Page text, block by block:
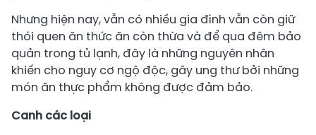
Nhưng hiện nay, vẫn có nhiều gia đình vẫn còn giữ
thói quen ăn thức ăn còn thừa và để qua đêm bảo
quản trong tủ lạnh, đây là những nguyên nhân
khiến cho nguy cơ ngộ độc, gây ung thư bởi những
món ăn thực phẩm không được đảm bảo.
Canh các loại